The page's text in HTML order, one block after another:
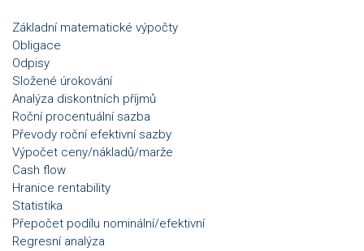
Základní matematické výpočty
Obligace
Odpisy
Složené úrokování
Analýza diskontních příjmů
Roční procentuální sazba
Převody roční efektivní sazby
Výpočet ceny/nákladů/marže
Cash flow
Hranice rentability
Statistika
Přepočet podílu nominální/efektivní
Regresní analýza